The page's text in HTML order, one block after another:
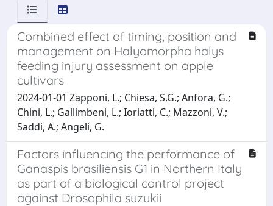
Combined effect of timing, position and
management on Halyomorpha halys
feeding injury assessment on apple
cultivars
2024-01-01 Zapponi, L.; Chiesa, S.G.; Anfora, G.;
Chini, L.; Gallimbeni, L.; Ioriatti, C.; Mazzoni, V.;
Saddi, A.; Angeli, G.
Factors influencing the performance of
Ganaspis brasiliensis G1 in Northern Italy
as part of a biological control project
against Drosophila suzukii